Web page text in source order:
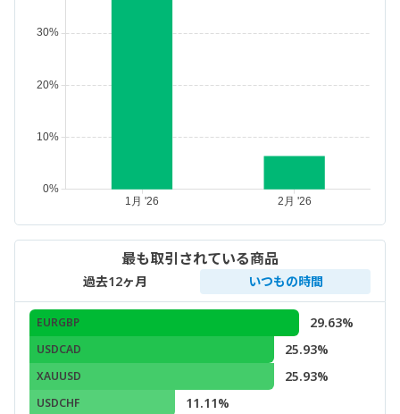
最も取引されている商品
過去12ヶ月 いつもの時間
EURGBP 29.63%
USDCAD 25.93%
XAUUSD 25.93%
USDCHF 11.11%